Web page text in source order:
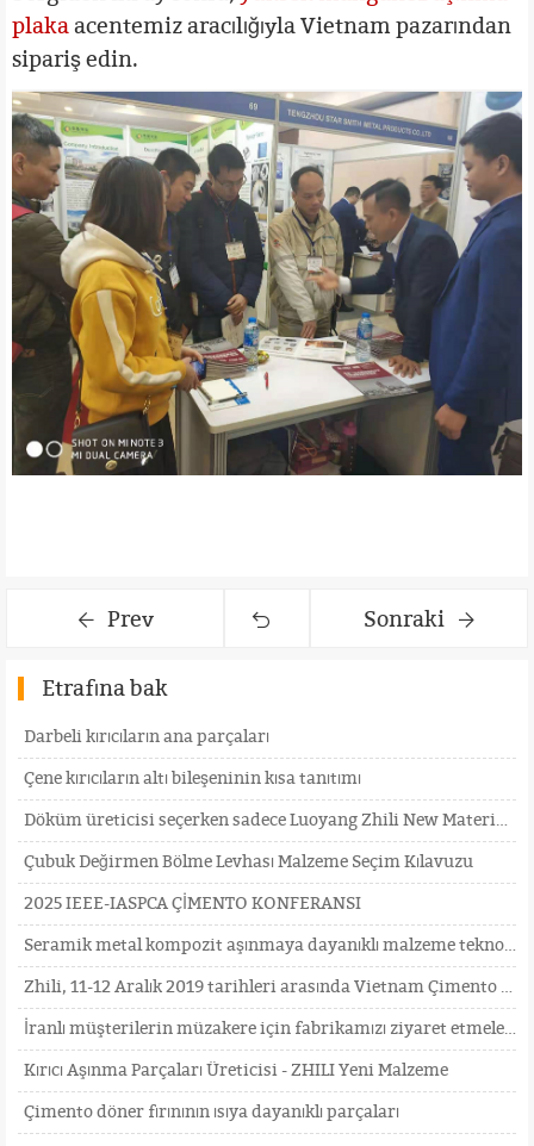
plakaacentemiz aracılığıyla Vietnam pazarından
sipariş edin.
Prev Sonraki
Etrafına bak
Darbeli kırıcıların ana parçaları
Çene kırıcıların altı bileşeninin kısa tanıtımı
Döküm üreticisi seçerken sadece Luoyang Zhili New Materials'ı seçin!
Çubuk Değirmen Bölme Levhası Malzeme Seçim Kılavuzu
2025 IEEE-IASPCA ÇİMENTO KONFERANSI
Seramik metal kompozit aşınmaya dayanıklı malzeme teknolojisi
Zhili, 11-12 Aralık 2019 tarihleri ​​arasında Vietnam Çimento Fuarı'na katılıyor
İranlı müşterilerin müzakere için fabrikamızı ziyaret etmelerini içtenlikle bekliyoruz
Kırıcı Aşınma Parçaları Üreticisi - ZHILI Yeni Malzeme
Çimento döner fırınının ısıya dayanıklı parçaları